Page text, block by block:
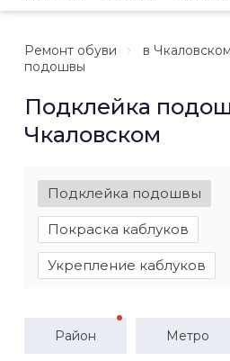
Ремонт обуви в Чкаловском
подошвы
Подклейка
Чкаловском
Подклейка подошвы
Покраска каблуков
Укрепление каблуков
Район Метро